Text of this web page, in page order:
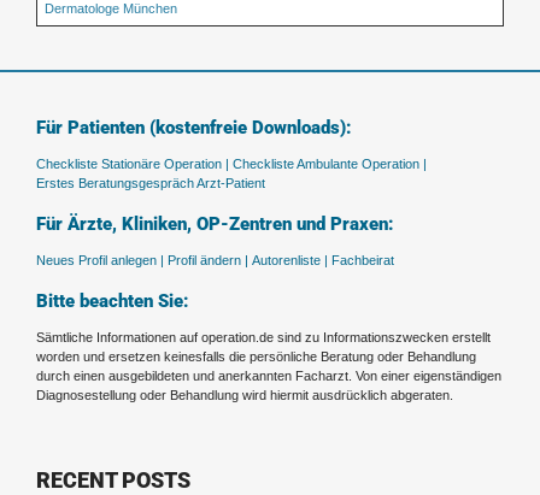
Dermatologe München
Für Patienten (kostenfreie Downloads):
Checkliste Stationäre Operation |
Checkliste Ambulante Operation |
Erstes Beratungsgespräch Arzt-Patient
Für Ärzte, Kliniken, OP-Zentren und Praxen:
Neues Profil anlegen | Profil ändern | Autorenliste | Fachbeirat
Bitte beachten Sie:
Sämtliche Informationen auf operation.de sind zu Informationszwecken erstellt
worden und ersetzen keinesfalls die persönliche Beratung oder Behandlung
durch einen ausgebildeten und anerkannten Facharzt. Von einer eigenständigen
Diagnosestellung oder Behandlung wird hiermit ausdrücklich abgeraten.
RECENT POSTS